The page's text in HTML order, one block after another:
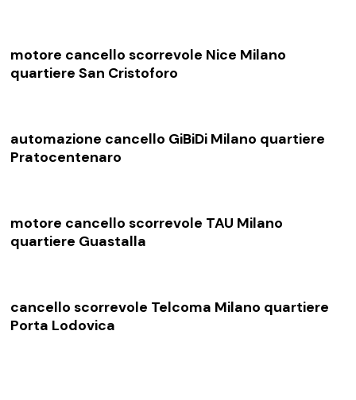
motore cancello scorrevole Nice Milano
quartiere San Cristoforo
automazione cancello GiBiDi Milano quartiere
Pratocentenaro
motore cancello scorrevole TAU Milano
quartiere Guastalla
cancello scorrevole Telcoma Milano quartiere
Porta Lodovica